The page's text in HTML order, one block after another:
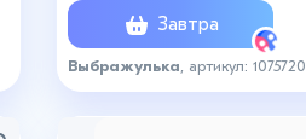
Завтра
Выбражулька , артикул: 1075720